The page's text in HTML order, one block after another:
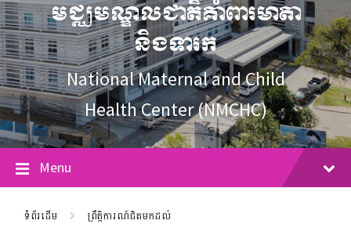
មជ្ឈមណ្ឌលជាតិគាំពារមាតា
និងទារក
National Maternal and Child
Health Center (NMCHC)
Menu
ទំព័រដើម ព្រឹត្តិការណ៍ជិតមកដល់